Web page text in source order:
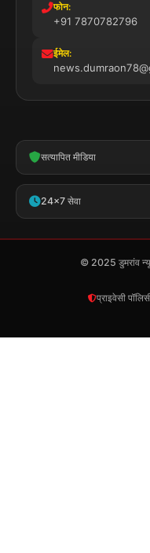
फोन:
+91 7870782796
ईमेल:
सत्यापित मीडिया
24x7 सेवा
© 2025 डुमरांव
प्राइवेसी